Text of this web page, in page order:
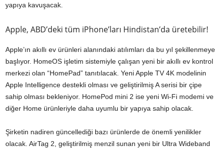
yapıya kavuşacak.
Apple, ABD’deki tüm iPhone’ları Hindistan’da üretebilir!
Apple’ın akıllı ev ürünleri alanındaki atılımları da bu yıl şekillenmeye
başlıyor. HomeOS işletim sistemiyle çalışan yeni bir akıllı ev kontrol
merkezi olan “HomePad” tanıtılacak. Yeni Apple TV 4K modelinin
Apple Intelligence destekli olması ve geliştirilmiş A serisi bir çipe
sahip olması bekleniyor. HomePod mini 2 ise yeni Wi-Fi modemi ve
diğer Home ürünleriyle daha uyumlu bir yapıya sahip olacak.
Şirketin nadiren güncellediği bazı ürünlerde de önemli yenilikler
olacak. AirTag 2, geliştirilmiş menzil sunan yeni bir Ultra Wideband